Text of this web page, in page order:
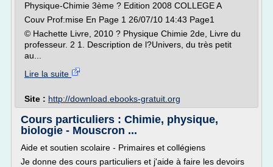
Physique-Chimie 3ème ? Edition 2008 COLLEGE A
Couv Prof:mise En Page 1 26/07/10 14:43 Page1
© Hachette Livre, 2010 ? Physique Chimie 2de, Livre du
professeur. 2 1. Description de l?Univers, du très petit
au...
Lire la suite
Site : http://download.ebooks-gratuit.org
Cours particuliers : Chimie, physique,
biologie - Mouscron ...
Aide et soutien scolaire - Primaires et collégiens
Je donne des cours particuliers et j'aide à faire les devoirs